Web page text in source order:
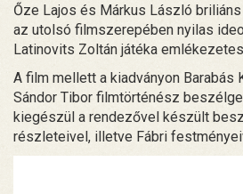
Őze Lajos és Márkus László
az utolsó filmszerepében nyilas
Latinovits Zoltán játéka
A film mellett a kiadványon Barabás
Sándor Tibor filmtörténész
kiegészül a rendezővel készült
részleteivel, illetve Fábri